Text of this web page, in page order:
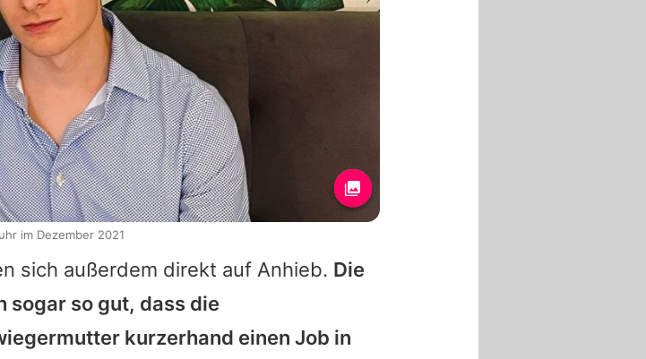
sich außerdem direkt auf Anhieb. Die
sogar so gut, dass die
kurzerhand einen Job in
im Dezember 2021